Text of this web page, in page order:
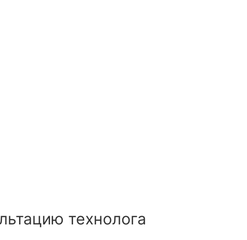
технолога